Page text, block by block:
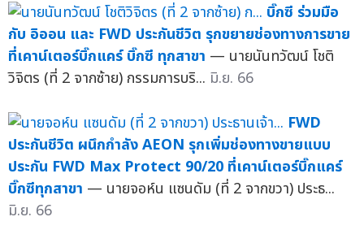
บิ๊กซี ร่วมมือ
กับ อิออน และ FWD ประกันชีวิต รุกขยายช่องทางการขาย
ที่เคาน์เตอร์บิ๊กแคร์ บิ๊กซี ทุกสาขา — นายนันทวัฒน์ โชติ
วิจิตร (ที่ 2 จากซ้าย) กรรมการบริ... มิ.ย. 66
FWD
ประกันชีวิต ผนึกกำลัง AEON รุกเพิ่มช่องทางขายแบบ
ประกัน FWD Max Protect 90/20 ที่เคาน์เตอร์บิ๊กแคร์
บิ๊กซีทุกสาขา — นายจอห์น แซนดัม (ที่ 2 จากขวา) ประธ...
มิ.ย. 66